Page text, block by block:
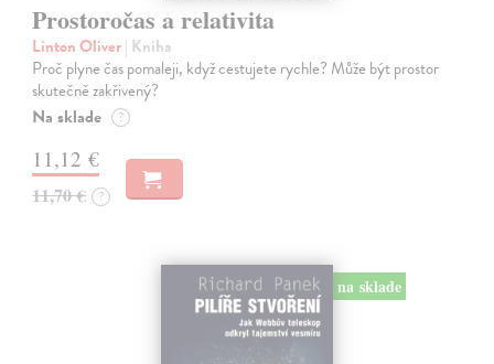
Prostoročas a relativita
Linton Oliver| Kniha
Proč plyne čas pomaleji, když cestujete rychle? Může být prostor
skutečně zakřivený?
Na sklade ?
11,12 €
11,70 € ?
na sklade